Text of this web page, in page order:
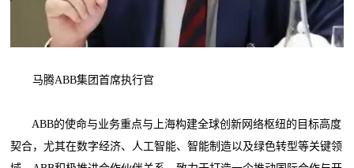
马腾ABB集团首席执行官
ABB的使命与业务重点与上海构建全球创新网络枢纽的目标高度
契合，尤其在数字经济、人工智能、智能制造以及绿色转型等关键领